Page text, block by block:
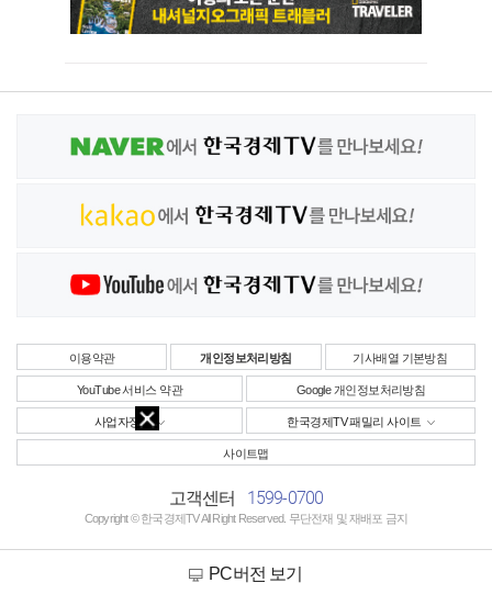
이용약관 개인정보처리방침 기사배열 기본방침
YouTube 서비스 약관 Google 개인정보처리방침
사업자정보 한국경제TV 패밀리 사이트
사이트맵
고객센터 1599-0700
Copyright © 한국경제TV All Right Reserved. 무단전재 및 재배포 금지
PC버전 보기